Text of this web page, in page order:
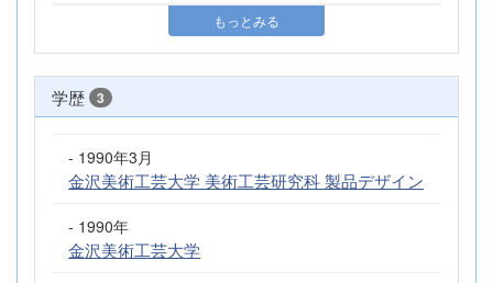
もっとみる
学歴 3
- 1990年3月
金沢美術工芸大学 美術工芸研究科 製品デザイン
- 1990年
金沢美術工芸大学